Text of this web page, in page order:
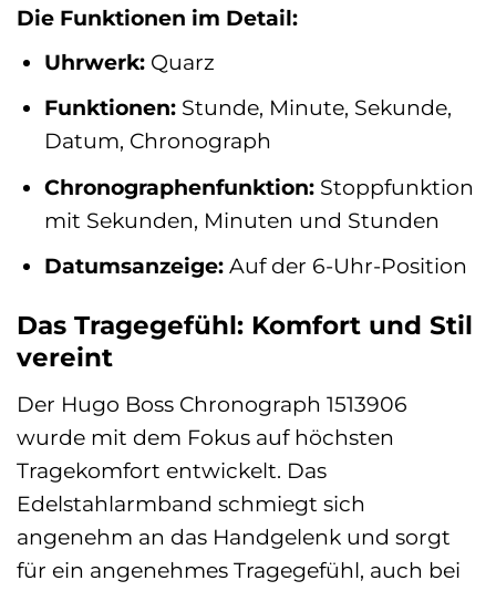
Die Funktionen im Detail:
Uhrwerk:Quarz
Funktionen:Stunde, Minute, Sekunde,
Datum, Chronograph
Chronographenfunktion:Stoppfunktion
mit Sekunden, Minuten und Stunden
Datumsanzeige:Auf der 6-Uhr-Position
Das Tragegefühl: Komfort und Stil
vereint
Der Hugo Boss Chronograph 1513906
wurde mit dem Fokus auf höchsten
Tragekomfort entwickelt. Das
Edelstahlarmband schmiegt sich
angenehm an das Handgelenk und sorgt
für ein angenehmes Tragegefühl, auch bei